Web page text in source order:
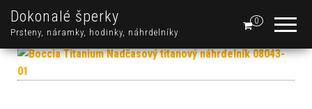
Dokonalé šperky
Prsteny, náramky, hodinky, náhrdelníky
0